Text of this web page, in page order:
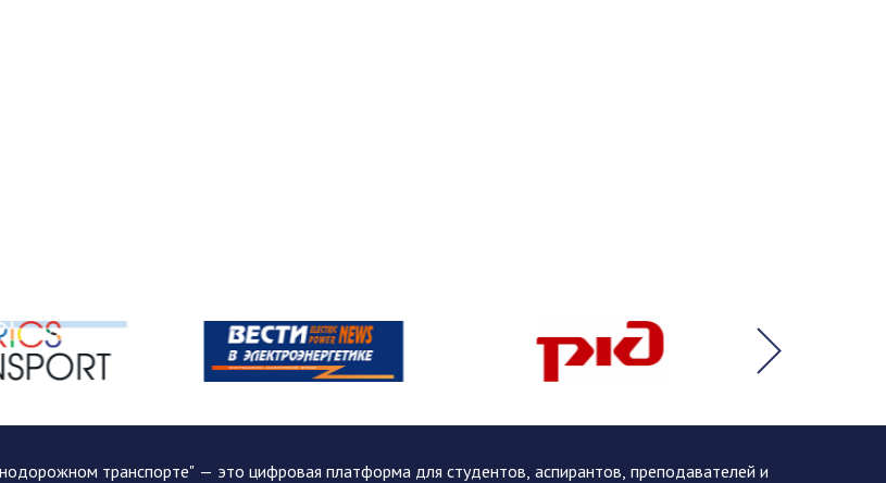
транспорте" — это цифровая платформа для студентов, аспирантов, преподавателей и